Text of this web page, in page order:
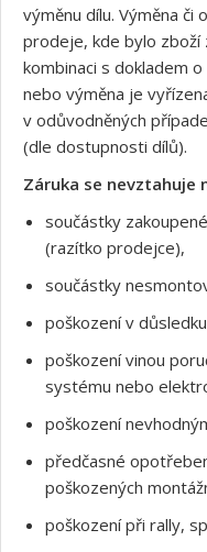
výměnu dílu. Výměna či
prodeje, kde bylo zboží
kombinaci s dokladem
nebo výměna je
v odůvodněných
(dle dostupnosti dílů).
Záruka se nevztahuje
součástky
(razítko prodejce),
součástky
poškození v
poškození vinou
systému nebo
poškození
předčasné
poškozených
poškození při rally,